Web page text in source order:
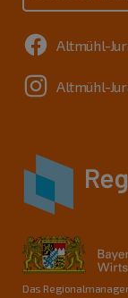
Altmühl-
Altmühl-
Das